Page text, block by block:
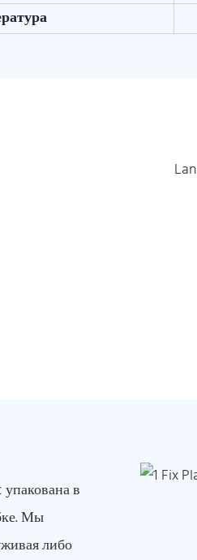
в
Мы
либо